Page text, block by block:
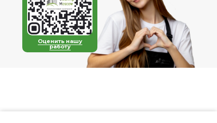
Оценить нашу
работу